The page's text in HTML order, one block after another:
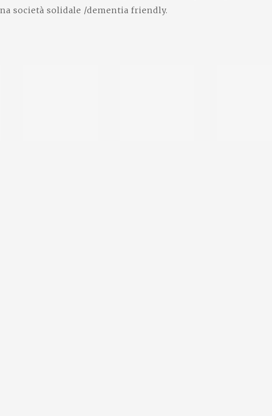
società solidale /dementia friendly.